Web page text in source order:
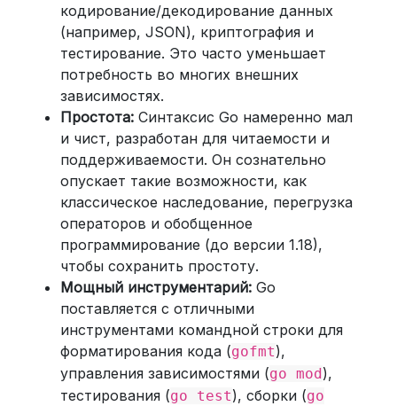
кодирование/декодирование данных
(например, JSON), криптография и
тестирование. Это часто уменьшает
потребность во многих внешних
зависимостях.
Простота: Синтаксис Go намеренно мал
и чист, разработан для читаемости и
поддерживаемости. Он сознательно
опускает такие возможности, как
классическое наследование, перегрузка
операторов и обобщенное
программирование (до версии 1.18),
чтобы сохранить простоту.
Мощный инструментарий: Go
поставляется с отличными
инструментами командной строки для
форматирования кода (gofmt),
управления зависимостями (go mod),
тестирования (go test), сборки (go